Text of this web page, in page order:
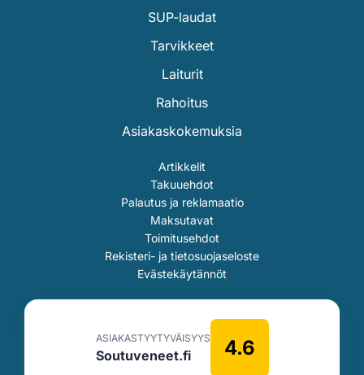
SUP-laudat
Tarvikkeet
Laiturit
Rahoitus
Asiakaskokemuksia
Artikkelit
Takuuehdot
Palautus ja reklamaatio
Maksutavat
Toimitusehdot
Rekisteri- ja tietosuojaseloste
Evästekäytännöt
ASIAKASTYYTYVÄISYYS
Soutuveneet.fi 4.6